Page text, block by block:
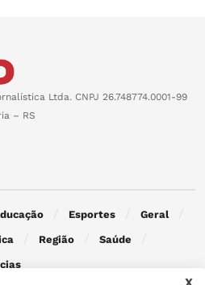
Ltda. CNPJ 26.748774.0001-99
– RS
Esportes Geral
Região Saúde